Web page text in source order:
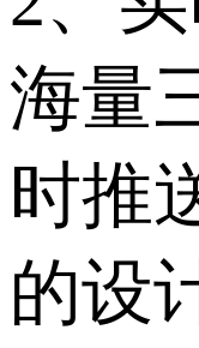
海量
时推
的设